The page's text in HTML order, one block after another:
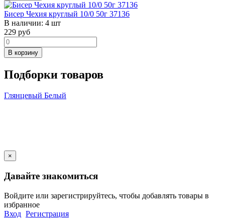
Бисер Чехия круглый 10/0 50г 37136
В наличии: 4 шт
229 руб
В корзину
Подборки товаров
Глянцевый Белый
×
Давайте знакомиться
Войдите или зарегистрируйтесь, чтобы добавлять товары в
избранное
Вход Регистрация